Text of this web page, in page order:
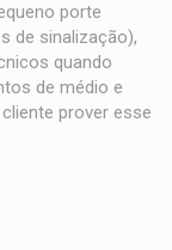
porte
de sinalização),
quando
de médio e
prover esse